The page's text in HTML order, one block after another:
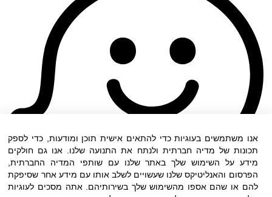
אנו משתמשים בעוגיות כדי להתאים אישית תוכן ומודעות, כדי לספק
תכונות של מדיה חברתית ולנתח את התנועה שלנו. אנו גם חולקים
מידע על השימוש שלך באתר שלנו עם שותפי המדיה החברתית,
הפרסום והאנליטיקס שלנו שעשויים לשלב אותו עם מידע אחר שסיפקת
להם או שהם אספו מהשימוש שלך בשירותיהם. אתה מסכים לעוגיות